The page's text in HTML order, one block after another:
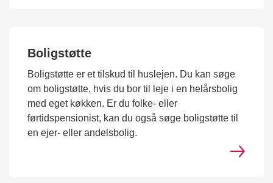
Boligstøtte
Boligstøtte er et tilskud til huslejen. Du kan søge
om boligstøtte, hvis du bor til leje i en helårsbolig
med eget køkken. Er du folke- eller
førtidspensionist, kan du også søge boligstøtte til
en ejer- eller andelsbolig.